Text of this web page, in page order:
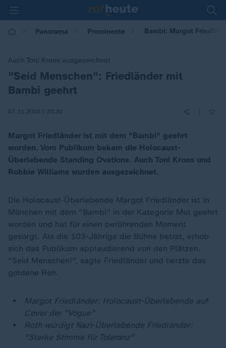
Panorama Prominente Bambi: Margot
Auch Toni Kroos ausgezeichnet
:"Seid Menschen": Friedländer mit
Bambi geehrt
07.11.2024 | 23:30
Margot Friedländer ist mit dem "Bambi" geehrt
worden. Vom Publikum bekam die Holocaust-
Überlebende Standing Ovations. Auch Toni Kroos und
Robbie Williams wurden ausgezeichnet.
Die Holocaust-Überlebende Margot Friedländer ist in
München mit dem "Bambi" in der Kategorie Mut geehrt
worden und hat für einen berührenden Moment
gesorgt. Als die 103-Jährige die Bühne betrat, erhob
sich das Publikum applaudierend von den Plätzen.
"Seid Menschen!", sagte Friedländer und herzte das
goldene Reh.
Margot Friedländer: Holocaust-Überlebende auf
Cover der "Vogue"
Roth würdigt Nazi-Überlebende Friedländer:
"Starke Stimme für Toleranz"